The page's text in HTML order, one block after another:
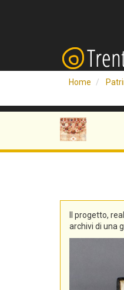
Home
Il progetto,
archivi di una